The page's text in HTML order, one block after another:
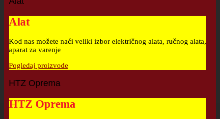
Alat
Kod nas možete naći veliki izbor električnog alata, ručnog alata,
aparat za varenje
Pogledaj proizvode
HTZ Oprema
HTZ Oprema